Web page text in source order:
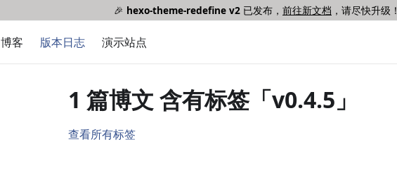
🎉 hexo-theme-redefine v2 已发布， 前往新文档 ，请尽快升级！
博客 版本日志 演示站点
1 篇博文 含有标签「v0.4.5」
查看所有标签